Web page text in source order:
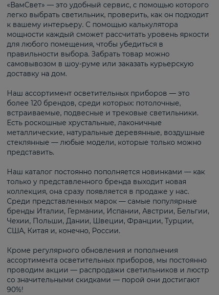
«ВамСвет» — это удобный сервис, с помощью которого
легко выбрать светильник, проверить, как он подходит
к вашему интерьеру. С помощью калькулятора
мощности каждый сможет рассчитать уровень яркости
для любого помещения, чтобы убедиться в
правильности выбора. Забрать товар можно
самовывозом в шоу-руме или заказать курьерскую
доставку на дом.
Наш ассортимент осветительных приборов — это
более 120 брендов, среди которых: потолочные,
встраиваемые, подвесные и трековые светильники.
Есть роскошные хрустальные, лаконичные
металлические, натуральные деревянные, воздушные
стеклянные — любые модели, которые только можно
представить.
Наш каталог постоянно пополняется новинками — как
только у представленного бренда выходит новая
коллекция, она сразу появляется в продаже у нас.
Среди представленных марок — самые популярные
бренды Италии, Германии, Испании, Австрии, Бельгии,
Чехии, Польши, Дании, Швеции, Франции, Турции,
США, Китая и, конечно, России.
Кроме регулярного обновления и пополнения
ассортимента осветительных приборов, мы постоянно
проводим акции — распродажи светильников и люстр
со значительными скидками — порой они достигают
90%!